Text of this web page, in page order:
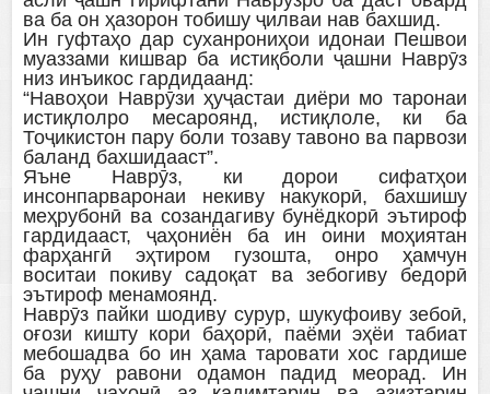
ва ба он ҳазорон тобишу ҷилваи нав бахшид.
Ин гуфтаҳо дар суханрониҳои идонаи Пешвои
муаззами кишвар ба истиқболи ҷашни Наврӯз
низ инъикос гардидаанд:
“Навоҳои Наврӯзи ҳуҷастаи диёри мо таронаи
истиқлолро месароянд, истиқлоле, ки ба
Тоҷикистон пару боли тозаву тавоно ва парвози
баланд бахшидааст”.
Яъне Наврӯз, ки дорои сифатҳои
инсонпарваронаи некиву накукорӣ, бахшишу
меҳрубонӣ ва созандагиву бунёдкорӣ эътироф
гардидааст, ҷаҳониён ба ин оини моҳиятан
фарҳангӣ эҳтиром гузошта, онро ҳамчун
воситаи покиву садоқат ва зебогиву бедорӣ
эътироф менамоянд.
Наврӯз пайки шодиву сурур, шукуфоиву зебоӣ,
оғози кишту кори баҳорӣ, паёми эҳёи табиат
мебошадва бо ин ҳама таровати хос гардише
ба руҳу равони одамон падид меорад. Ин